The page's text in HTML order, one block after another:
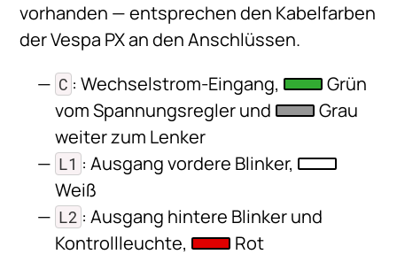
vorhanden — entsprechen den Kabelfarben
der Vespa PX an den Anschlüssen.
C : Wechselstrom-Eingang,
Grün
vom Spannungsregler und
Grau
weiter zum Lenker
L1 : Ausgang vordere Blinker,
Weiß
L2 : Ausgang hintere Blinker und
Kontrollleuchte,
Rot